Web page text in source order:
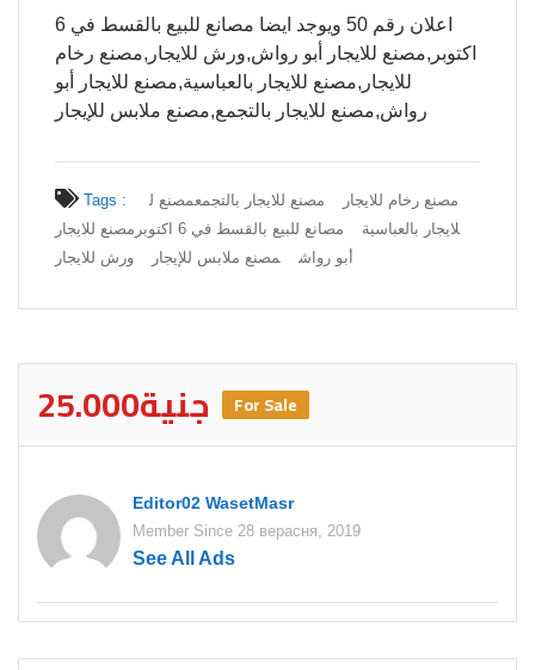
اعلان رقم 50 ويوجد ايضا مصانع للبيع بالقسط في 6
اكتوبر,مصنع للايجار أبو رواش,ورش للايجار,مصنع رخام
للايجار,مصنع للايجار بالعباسية,مصنع للايجار أبو
رواش,مصنع للايجار بالتجمع,مصنع ملابس للإيجار
Tags : مصنع رخام للايجار مصنع للايجار بالتجمعمصنع ل
لايجار بالعباسية
مصانع للبيع بالقسط في 6 اكتوبر
مصنع للايجار
أبو رواش
مصنع ملابس للإيجار ورش للايجار
25.000جنية For Sale
Editor02 WasetMasr
Member Since 28 верасня, 2019
See All Ads